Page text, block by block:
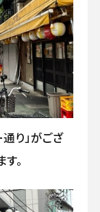
り」がござ
。